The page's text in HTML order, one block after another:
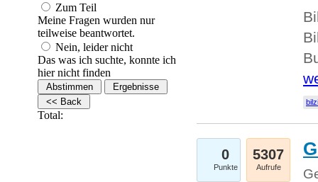
Zum Teil
Meine Fragen wurden nur
teilweise beantwortet.
Nein, leider nicht
Das was ich suchte, konnte ich
hier nicht finden
Total:
0
Punkte
5307
Aufrufe